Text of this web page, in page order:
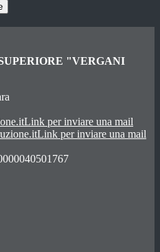
"VERGANI
Link per inviare una mail
Link per inviare una mail